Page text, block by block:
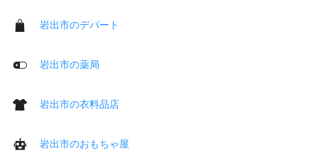
岩出市のデパート
岩出市の薬局
岩出市の衣料品店
岩出市のおもちゃ屋